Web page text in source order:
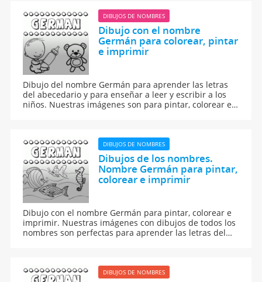
DIBUJOS DE NOMBRES
Dibujo con el nombre
Germán para colorear, pintar
e imprimir
Dibujo del nombre Germán para aprender las letras
del abecedario y para enseñar a leer y escribir a los
niños. Nuestras imágenes son para pintar, colorear e
DIBUJOS DE NOMBRES
Dibujos de los nombres.
Nombre Germán para pintar,
colorear e imprimir
Dibujo con el nombre Germán para pintar, colorear e
imprimir. Nuestras imágenes con dibujos de todos los
nombres son perfectas para aprender las letras del
DIBUJOS DE NOMBRES